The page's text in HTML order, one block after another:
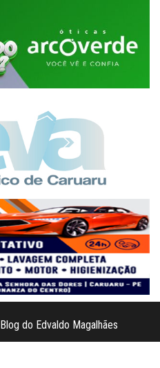
do Edvaldo Magalhães